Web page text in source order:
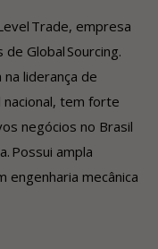
Trade, empresa
Global Sourcing.
liderança de
nacional, tem forte
negócios no Brasil
Possui ampla
engenharia mecânica